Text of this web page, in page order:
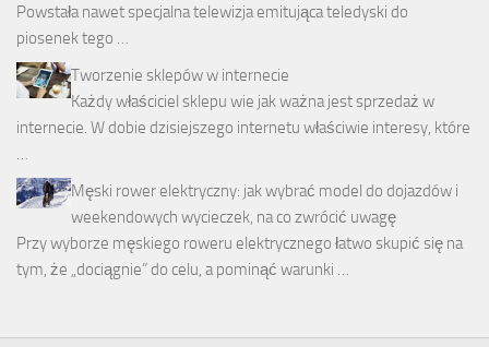
Powstała nawet specjalna telewizja emitująca teledyski do
piosenek tego …
Tworzenie sklepów w internecie
Każdy właściciel sklepu wie jak ważna jest sprzedaż w
internecie. W dobie dzisiejszego internetu właściwie interesy, które
…
Męski rower elektryczny: jak wybrać model do dojazdów i
weekendowych wycieczek, na co zwrócić uwagę
Przy wyborze męskiego roweru elektrycznego łatwo skupić się na
tym, że „dociągnie” do celu, a pominąć warunki …